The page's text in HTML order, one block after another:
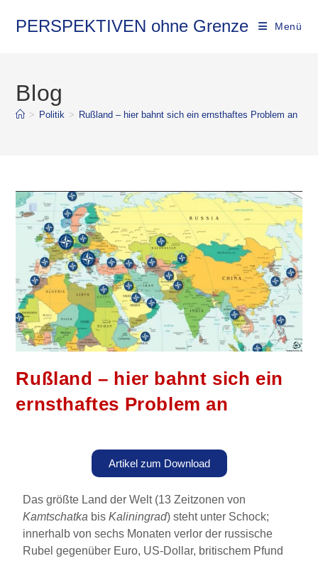
PERSPEKTIVEN ohne Grenze Menü
Blog
> Politik > Rußland – hier bahnt sich ein ernsthaftes Problem an
Rußland – hier bahnt sich ein
ernsthaftes Problem an
Artikel zum Download
Das größte Land der Welt (13 Zeitzonen von
Kamtschatka bisKaliningrad) steht unter Schock;
innerhalb von sechs Monaten verlor der russische
Rubel gegenüber Euro, US-Dollar, britischem Pfund